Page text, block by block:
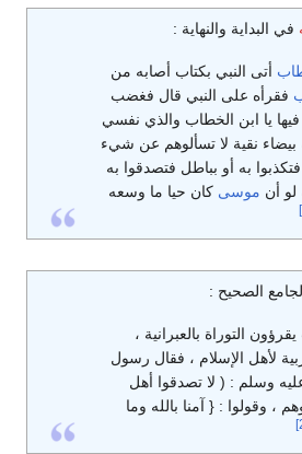
في البداية والنهاية :
أتى النبي بكتاب أصابه من
فقرأه على النبي قال فغضب
يا ابن الخطاب والذي نفسي
بيضاء نقية لا تسألوهم عن شيء
به أو بباطل فتصدقوا به
أن موسى كان حيا ما وسعه
الصحيح :
التوراة بالعبرانية ،
لأهل الإسلام ، فقال رسول
وسلم : ( لا تصدقوا أهل
، وقولوا : { آمنا بالله وما